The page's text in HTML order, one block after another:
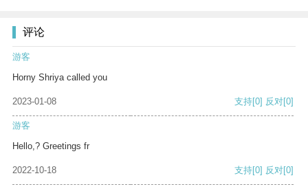
评论
游客
Horny Shriya called you
2023-01-08 支持[0] 反对[0]
游客
Hello,? Greetings fr
2022-10-18 支持[0] 反对[0]